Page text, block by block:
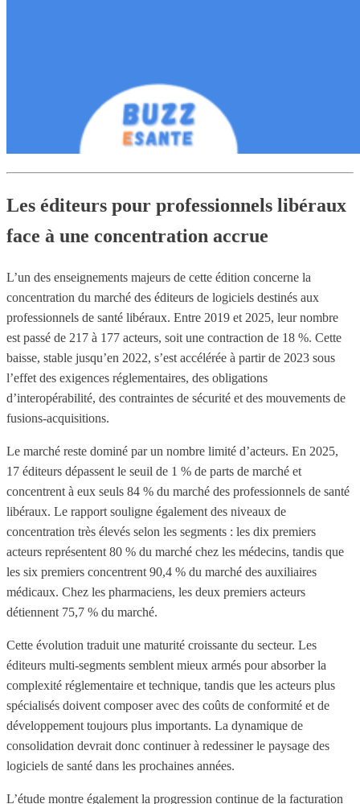
Les éditeurs pour professionnels libéraux
face à une concentration accrue
L’un des enseignements majeurs de cette édition concerne la
concentration du marché des éditeurs de logiciels destinés aux
professionnels de santé libéraux. Entre 2019 et 2025, leur nombre
est passé de 217 à 177 acteurs, soit une contraction de 18 %. Cette
baisse, stable jusqu’en 2022, s’est accélérée à partir de 2023 sous
l’effet des exigences réglementaires, des obligations
d’interopérabilité, des contraintes de sécurité et des mouvements de
fusions-acquisitions.
Le marché reste dominé par un nombre limité d’acteurs. En 2025,
17 éditeurs dépassent le seuil de 1 % de parts de marché et
concentrent à eux seuls 84 % du marché des professionnels de santé
libéraux. Le rapport souligne également des niveaux de
concentration très élevés selon les segments : les dix premiers
acteurs représentent 80 % du marché chez les médecins, tandis que
les six premiers concentrent 90,4 % du marché des auxiliaires
médicaux. Chez les pharmaciens, les deux premiers acteurs
détiennent 75,7 % du marché.
Cette évolution traduit une maturité croissante du secteur. Les
éditeurs multi-segments semblent mieux armés pour absorber la
complexité réglementaire et technique, tandis que les acteurs plus
spécialisés doivent composer avec des coûts de conformité et de
développement toujours plus importants. La dynamique de
consolidation devrait donc continuer à redessiner le paysage des
logiciels de santé dans les prochaines années.
L’étude montre également la progression continue de la facturation